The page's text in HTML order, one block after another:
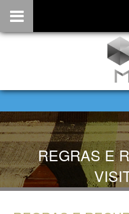
REGRAS E
HOME/ REGRAS E